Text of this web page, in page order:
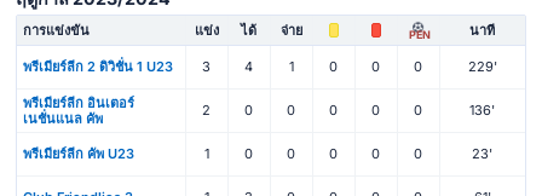
การแข่งขัน แข่ง ได้ จ่าย PEN นาที
พรีเมียร์ลีก 2 ดิวิชั่น 1 U23 3 4 1 0 0 0 229'
พรีเมียร์ลีก อินเตอร์
เนชั่นแนล คัพ
2 0 0 0 0 0 136'
พรีเมียร์ลีก คัพ U23 1 0 0 0 0 0 23'